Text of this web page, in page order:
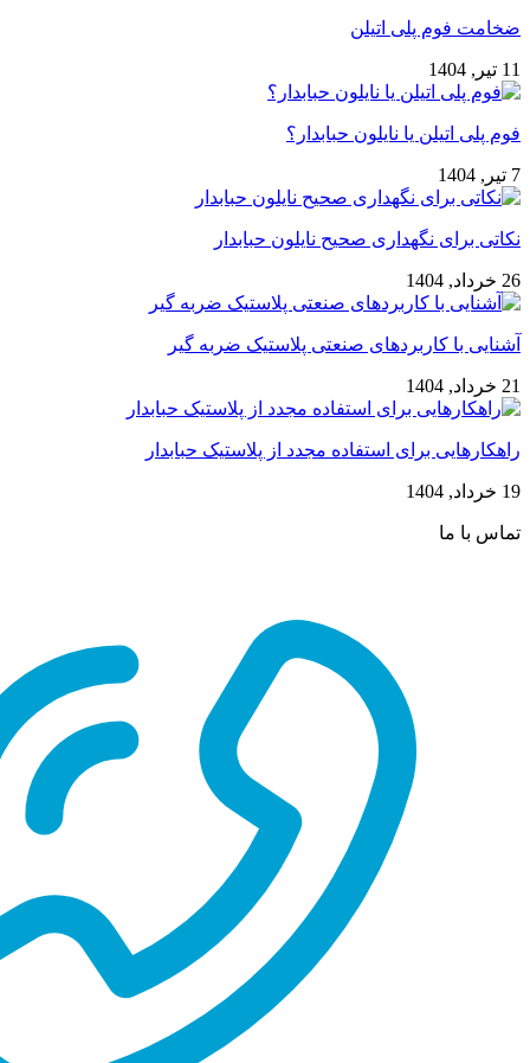
ضخامت فوم پلی اتیلن
11 تیر, 1404
فوم پلی اتیلن یا نایلون حبابدار؟
7 تیر, 1404
نکاتی برای نگهداری صحیح نایلون حبابدار
26 خرداد, 1404
آشنایی با کاربردهای صنعتی پلاستیک ضربه گیر
21 خرداد, 1404
راهکارهایی برای استفاده مجدد از پلاستیک حبابدار
19 خرداد, 1404
تماس با ما